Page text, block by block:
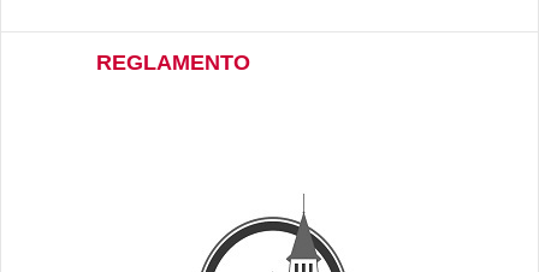
REGLAMENTO